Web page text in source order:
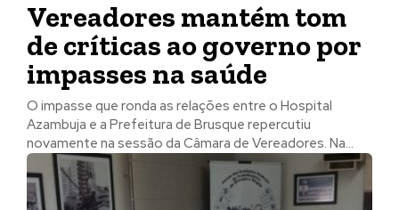
Vereadores mantém tom
de críticas ao governo por
impasses na saúde
O impasse que ronda as relações entre o Hospital
Azambuja e a Prefeitura de Brusque repercutiu
novamente na sessão da Câmara de Vereadores. Na...